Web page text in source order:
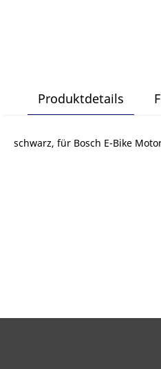
Produktdetails
schwarz, für Bosch E-Bike